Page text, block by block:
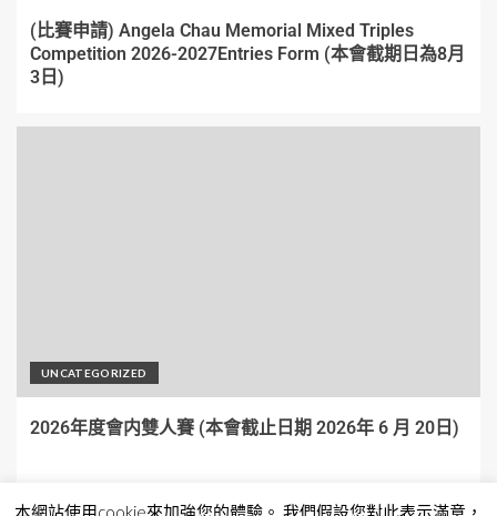
(比賽申請) Angela Chau Memorial Mixed Triples
Competition 2026-2027Entries Form (本會截期日為8月
3日)
UNCATEGORIZED
2026年度會内雙人賽 (本會截止日期 2026年 6 月 20日)
本網站使用cookie來加強您的體驗。 我們假設您對此表示滿意，